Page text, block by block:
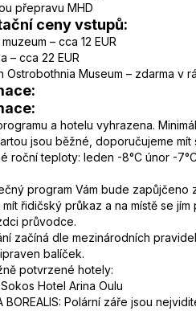
přepravu MHD
ceny vstupů:
– cca 12 EUR
– cca 22 EUR
Ostrobothnia Museum – zdarma v
a hotelu vyhrazena.
jsou běžné, doporučujeme
roční teploty: leden -8°C únor -
program Vám bude
řidičský průkaz a na místě se
průvodce.
začíná dle mezinárodních
balíček.
potvrzené hotely:
Hotel Arina Oulu
BOREALIS: Polární záře jsou